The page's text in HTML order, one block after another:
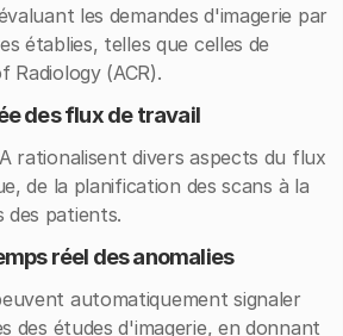
les demandes d'imagerie par
établies, telles que celles de
Radiology (ACR).
des flux de travail
rationalisent divers aspects du flux
de la planification des scans à la
des patients.
réel des anomalies
automatiquement signaler
des études d'imagerie, en donnant